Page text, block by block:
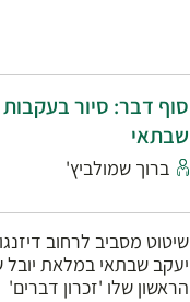
סוף דבר: סיור
שבתאי
ברוך שמולביץ'
שיטוט מסביב לרחוב
יעקב שבתאי במלאת יובל
הראשון שלו 'זכרון דברים'